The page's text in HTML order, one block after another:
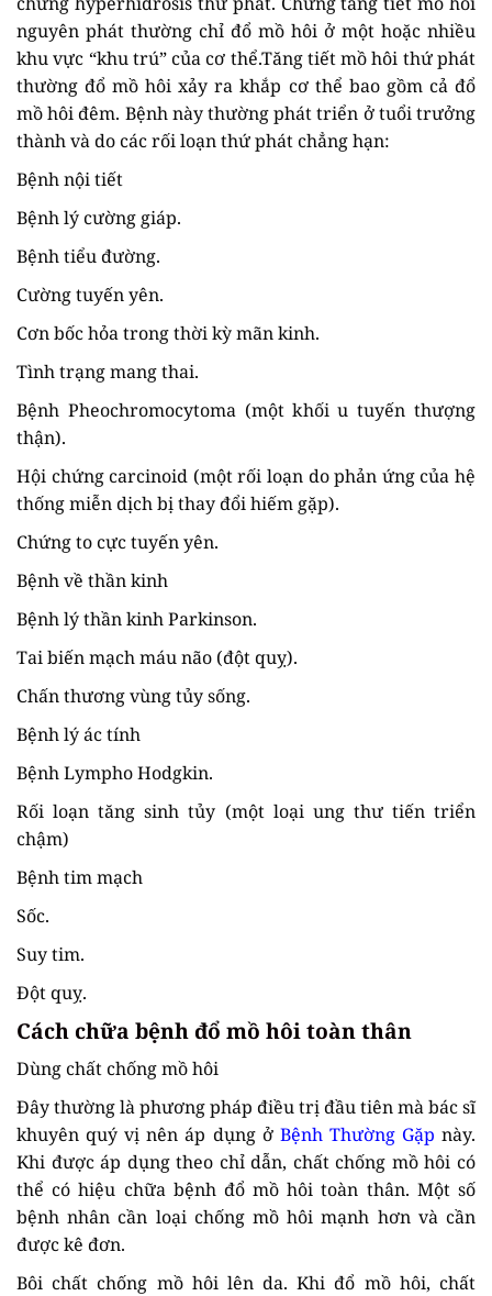
nguyên phát thường chỉ đổ mồ hôi ở một hoặc nhiều
khu vực “khu trú” của cơ thể.Tăng tiết mồ hôi thứ phát
thường đổ mồ hôi xảy ra khắp cơ thể bao gồm cả đổ
mồ hôi đêm. Bệnh này thường phát triển ở tuổi trưởng
thành và do các rối loạn thứ phát chẳng hạn:
Bệnh nội tiết
Bệnh lý cường giáp.
Bệnh tiểu đường.
Cường tuyến yên.
Cơn bốc hỏa trong thời kỳ mãn kinh.
Tình trạng mang thai.
Bệnh Pheochromocytoma (một khối u tuyến thượng
thận).
Hội chứng carcinoid (một rối loạn do phản ứng của hệ
thống miễn dịch bị thay đổi hiếm gặp).
Chứng to cực tuyến yên.
Bệnh về thần kinh
Bệnh lý thần kinh Parkinson.
Tai biến mạch máu não (đột quỵ).
Chấn thương vùng tủy sống.
Bệnh lý ác tính
Bệnh Lympho Hodgkin.
Rối loạn tăng sinh tủy (một loại ung thư tiến triển
chậm)
Bệnh tim mạch
Sốc.
Suy tim.
Đột quỵ.
Cách chữa bệnh đổ mồ hôi toàn thân
Dùng chất chống mồ hôi
Đây thường là phương pháp điều trị đầu tiên mà bác sĩ
khuyên quý vị nên áp dụng ở Bệnh Thường Gặp này.
Khi được áp dụng theo chỉ dẫn, chất chống mồ hôi có
thể có hiệu chữa bệnh đổ mồ hôi toàn thân. Một số
bệnh nhân cần loại chống mồ hôi mạnh hơn và cần
được kê đơn.
Bôi chất chống mồ hôi lên da. Khi đổ mồ hôi, chất